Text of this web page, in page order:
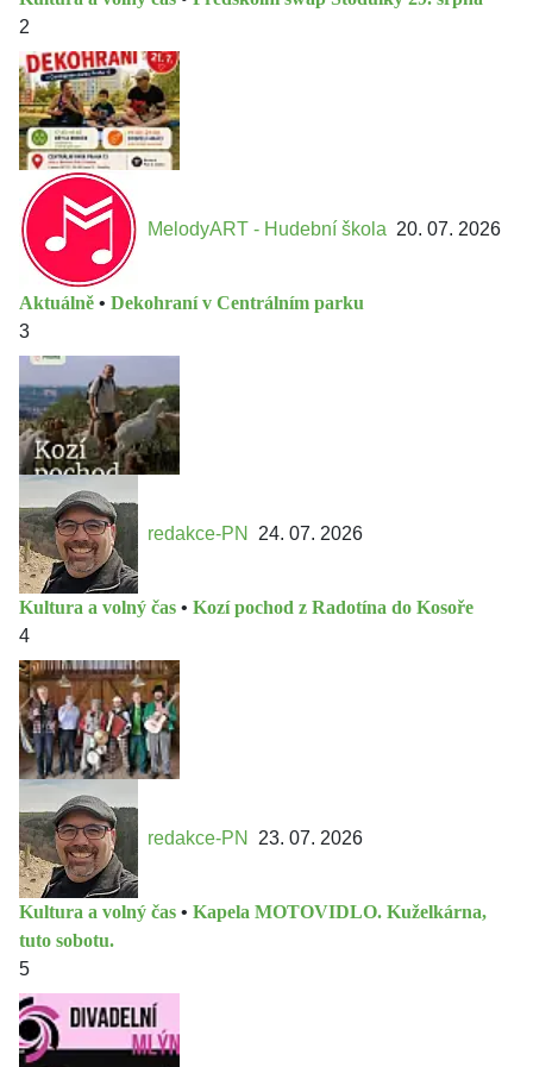
2
MelodyART - Hudební škola 20. 07. 2026
Aktuálně • Dekohraní v Centrálním parku
3
redakce-PN 24. 07. 2026
Kultura a volný čas • Kozí pochod z Radotína do Kosoře
4
redakce-PN 23. 07. 2026
Kultura a volný čas • Kapela MOTOVIDLO. Kuželkárna,
tuto sobotu.
5